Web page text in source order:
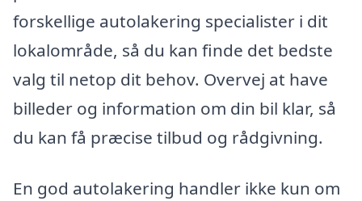
forskellige autolakering specialister i dit
lokalområde, så du kan finde det bedste
valg til netop dit behov. Overvej at have
billeder og information om din bil klar, så
du kan få præcise tilbud og rådgivning.
En god autolakering handler ikke kun om